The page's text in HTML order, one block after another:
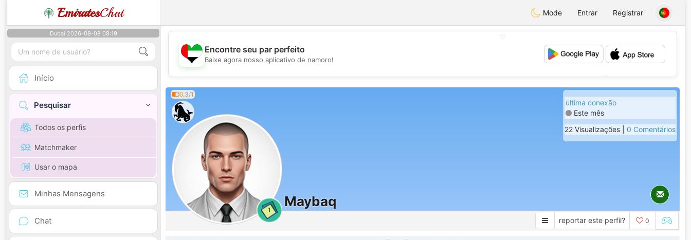
EmiratesChat Mode Entrar Registrar
Dubai 2026-08-08 08:19
Início
Pesquisar
Todos os perfis
Matchmaker
Usar o mapa
Minhas Mensagens
Chat
💖
💕
Encontre seu par perfeito
Baixe agora nosso aplicativo de namoro!
0.3/1
1
Maybaq
última conexão
Este mês
22 Visualizações | 0 Comentários
reportar este perfil? 0